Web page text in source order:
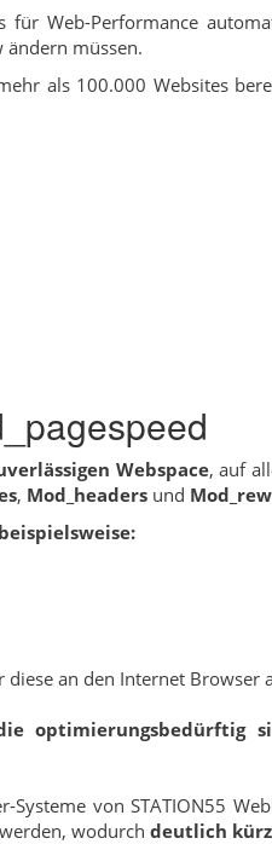
Web-Performance
ändern müssen.
als 100.000 Websites
Webspace, auf
, Mod_headers und
diese an den Internet Browser
optimierungsbedürftig
Systeme von STATION55
werden, wodurch deutlich